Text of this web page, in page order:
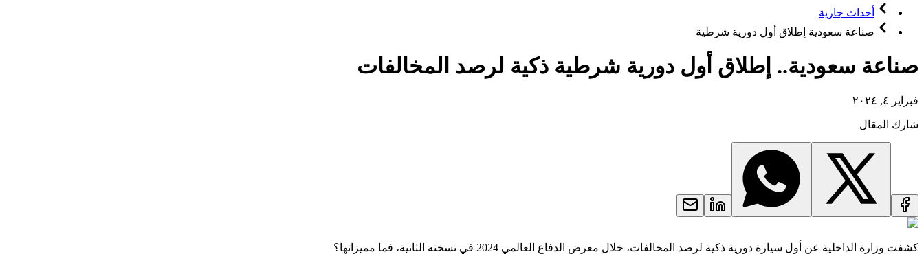
أحداث جارية
صناعة سعودية إطلاق أول دورية شرطية
صناعة سعودية.. إطلاق أول دورية شرطية ذكية لرصد المخالفات
فبراير ٤, ٢٠٢٤
شارك المقال
كشفت وزارة الداخلية عن أول سيارة دورية ذكية لرصد المخالفات، خلال معرض الدفاع العالمي 2024 في نسخته الثانية، فما مميزاتها؟